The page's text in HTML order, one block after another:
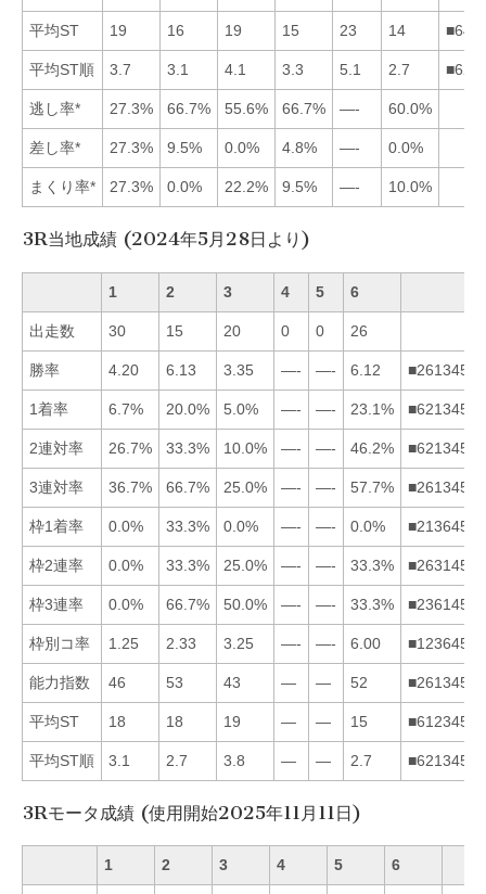
平均ST 19 16 19 15 23 14
平均ST順 3.7 3.1 4.1 3.3 5.1 2.7
逃し率* 27.3% 66.7% 55.6% 66.7% —- 60.0%
差し率* 27.3% 9.5% 0.0% 4.8% —- 0.0%
まくり率* 27.3% 0.0% 22.2% 9.5% —- 10.0%
3R当地成績 (2024年5月28日より)
1 2 3 4 5 6
出走数 30 15 20 0 0 26
勝率 4.20 6.13 3.35 —- —- 6.12 ■261345
1着率 6.7% 20.0% 5.0% —- —- 23.1% ■621345
2連対率 26.7% 33.3% 10.0% —- —- 46.2% ■621345
3連対率 36.7% 66.7% 25.0% —- —- 57.7% ■261345
枠1着率 0.0% 33.3% 0.0% —- —- 0.0% ■213645
枠2連率 0.0% 33.3% 25.0% —- —- 33.3% ■263145
枠3連率 0.0% 66.7% 50.0% —- —- 33.3% ■236145
枠別コ率 1.25 2.33 3.25 —- —- 6.00 ■123645
能力指数 46 53 43 — — 52 ■261345
平均ST 18 18 19 — — 15 ■612345
平均ST順 3.1 2.7 3.8 — — 2.7 ■621345
3Rモータ成績 (使用開始2025年11月11日)
1 2 3 4 5 6